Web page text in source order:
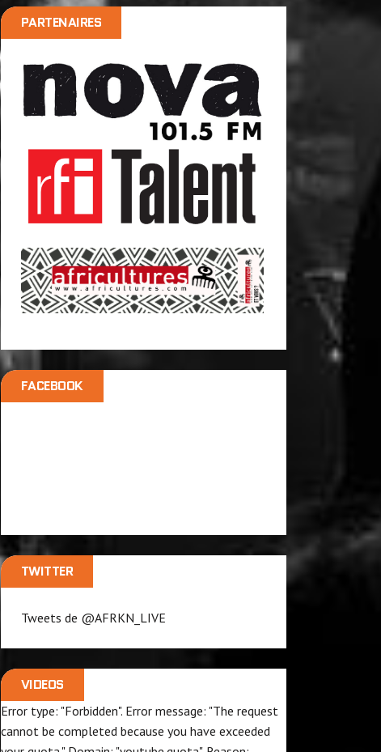
PARTENAIRES
FACEBOOK
TWITTER
Tweets de @AFRKN_LIVE
VIDEOS
Error type: "Forbidden". Error message: "The request
cannot be completed because you have exceeded